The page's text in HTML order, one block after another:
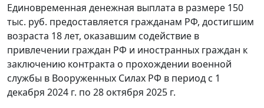
Единовременная денежная выплата в размере 150
тыс. руб. предоставляется гражданам РФ, достигшим
возраста 18 лет, оказавшим содействие в
привлечении граждан РФ и иностранных граждан к
заключению контракта о прохождении военной
службы в Вооруженных Силах РФ в период с 1
декабря 2024 г. по 28 октября 2025 г.